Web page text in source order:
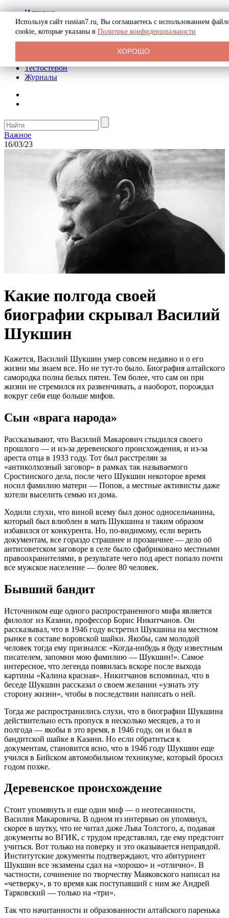
История
Биография
Криминал
Реклама на сайте
Тестостерон
Журналы
Важное
16/03/23
Какие полгода своей
биографии скрывал Василий
Шукшин
Кажется, Василий Шукшин умер совсем недавно и о его
жизни мы знаем все. Но не тут-то было. Биография алтайского
самородка полна белых пятен. Тем более, что сам он при
жизни не стремился их развенчивать, а наоборот, порождал
вокруг себя еще больше мифов.
Сын «врага народа»
Рассказывают, что Василий Макарович стыдился своего
прошлого — и из-за деревенского происхождения, и из-за
ареста отца в 1933 году. Тот был расстрелян за
«антиколхозный заговор» в рамках так называемого
Сростинского дела, после чего Шукшин некоторое время
носил фамилию матери — Попов, а местные активисты даже
хотели выселить семью из дома.
Ходили слухи, что виной всему был донос односельчанина,
который был влюблен в мать Шукшина и таким образом
избавился от конкурента. Но, по-видимому, если верить
документам, все гораздо страшнее и прозаичнее — дело об
антисоветском заговоре в селе было сфабриковано местными
правоохранителями, в результате чего под арест попало почти
все мужское население — более 80 человек.
Бывший бандит
Источником еще одного распространенного мифа является
филолог из Казани, профессор Борис Никитчанов. Он
рассказывал, что в 1946 году встретил Шукшина на местном
рынке в составе воровской шайки. Якобы, сам молодой
человек тогда ему признался: «Когда-нибудь я буду известным
писателем, запомни мою фамилию — Шукшин!». Самое
интересное, что легенда появилась вскоре после выхода
картины «Калина красная». Никитчанов вспоминал, что в
беседе Шукшин рассказал о своем желании «узнать эту
сторону жизни», чтобы в последствии написать о ней.
Тогда же распространились слухи, что в биографии Шукшина
действительно есть пропуск в несколько месяцев, а то и
полгода — якобы в это время, в 1946 году, он и был в
бандитской шайке в Казани. Но если обратиться к
документам, становится ясно, что в 1946 году Шукшин еще
учился в Бийском автомобильном техникуме, который бросил
годом позже.
Деревенское происхождение
Стоит упомянуть и еще один миф — о неотесанности,
Василия Макаровича. В одном из интервью он упомянул,
скорее в шутку, что не читал даже Льва Толстого, а, подавая
документы во ВГИК, с трудом представлял, где ему предстоит
учиться. Вот только на поверку и это оказывается неправдой.
Институтские документы подтверждают, что абитуриент
Шукшин все экзамены сдал на «хорошо» и «отлично». В
частности, сочинение по творчеству Маяковского написал на
«четверку», в то время как поступавший с ним же Андрей
Тарковский — только на «три».
Так что начитанности и образованности алтайского паренька
Используя сайт russian7.ru, Вы соглашаетесь с использованием
cookie, которые указаны в Политике конфиденциальности
ХОРОШО